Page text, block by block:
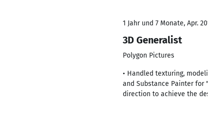
1 Jahr und 7 Monate, Apr.
3D Generalist
Polygon Pictures
• Handled texturing,
and Substance Painter for
direction to achieve the